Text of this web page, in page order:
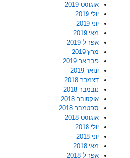
אוגוסט 2019
יולי 2019
יוני 2019
מאי 2019
אפריל 2019
מרץ 2019
פברואר 2019
ינואר 2019
דצמבר 2018
נובמבר 2018
אוקטובר 2018
ספטמבר 2018
אוגוסט 2018
יולי 2018
יוני 2018
מאי 2018
אפריל 2018